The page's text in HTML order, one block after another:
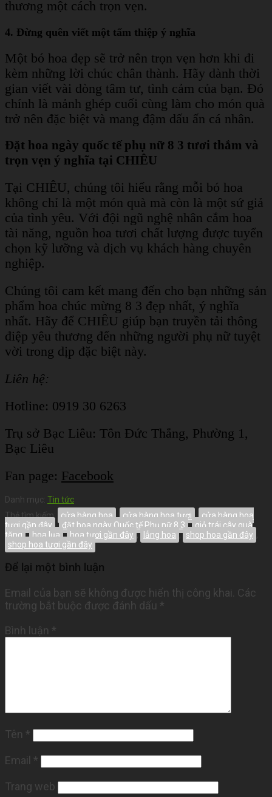
thương một cách trọn vẹn.
4. Đừng quên viết một tấm thiệp ý nghĩa
Một bó hoa đẹp sẽ trở nên trọn vẹn hơn khi đi
kèm những lời chúc chân thành. Hãy dành thời
gian viết vài dòng tâm tư, tình cảm của bạn. Đó
chính là mảnh ghép cuối cùng làm cho món quà
trở nên đặc biệt và mang đậm dấu ấn cá nhân.
Đặt hoa ngày quốc tế phụ nữ 8 3 tươi thắm và
trọn vẹn ý nghĩa tại CHIÊU
Tại CHIÊU, chúng tôi hiểu rằng mỗi bó hoa
không chỉ là một món quà mà còn là một sứ giả
của tình yêu. Với đội ngũ nghệ nhân cắm hoa
tài năng, nguồn hoa tươi chất lượng được tuyển
chọn kỹ lưỡng và dịch vụ khách hàng chuyên
nghiệp.
Chúng tôi cam kết mang đến cho bạn những sản
phẩm hoa chúc mừng 8 3 đẹp nhất, ý nghĩa
nhất. Hãy để CHIÊU giúp bạn truyền tải thông
điệp yêu thương đến những người phụ nữ tuyệt
vời trong dịp đặc biệt này.
Liên hệ:
Hotline: 0919 30 6263
Trụ sở Bạc Liêu: Tôn Đức Thắng, Phường 1,
Bạc Liêu
Fan page: Facebook
Danh mục: Tin tức
Thẻ tìm kiếm:
cửa hàng hoa , cửa hàng hoa tươi , cửa hàng hoa
tươi gần đây , đặt hoa ngày Quốc tế Phụ nữ 8 3 , giỏ trái cây quà
tặng , hoa lụa , hoa tươi gần đây , lẳng hoa , shop hoa gần đây ,
shop hoa tươi gần đây
Để lại một bình luận
Email của bạn sẽ không được hiển thị công khai. Các
trường bắt buộc được đánh dấu *
Bình luận *
Tên *
Email *
Trang web